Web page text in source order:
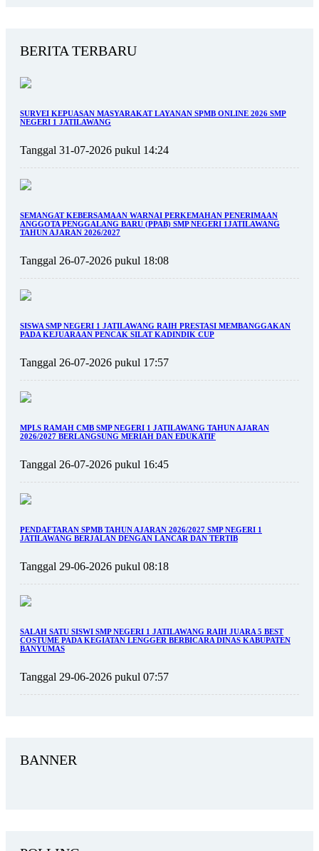
BERITA TERBARU
SURVEI KEPUASAN MASYARAKAT LAYANAN SPMB ONLINE 2026 SMP
NEGERI 1 JATILAWANG
Tanggal 31-07-2026 pukul 14:24
SEMANGAT KEBERSAMAAN WARNAI PERKEMAHAN PENERIMAAN
ANGGOTA PENGGALANG BARU (PPAB) SMP NEGERI 1JATILAWANG
TAHUN AJARAN 2026/2027
Tanggal 26-07-2026 pukul 18:08
SISWA SMP NEGERI 1 JATILAWANG RAIH PRESTASI MEMBANGGAKAN
PADA KEJUARAAN PENCAK SILAT KADINDIK CUP
Tanggal 26-07-2026 pukul 17:57
MPLS RAMAH CMB SMP NEGERI 1 JATILAWANG TAHUN AJARAN
2026/2027 BERLANGSUNG MERIAH DAN EDUKATIF
Tanggal 26-07-2026 pukul 16:45
PENDAFTARAN SPMB TAHUN AJARAN 2026/2027 SMP NEGERI 1
JATILAWANG BERJALAN DENGAN LANCAR DAN TERTIB
Tanggal 29-06-2026 pukul 08:18
SALAH SATU SISWI SMP NEGERI 1 JATILAWANG RAIH JUARA 5 BEST
COSTUME PADA KEGIATAN LENGGER BERBICARA DINAS KABUPATEN
BANYUMAS
Tanggal 29-06-2026 pukul 07:57
BANNER